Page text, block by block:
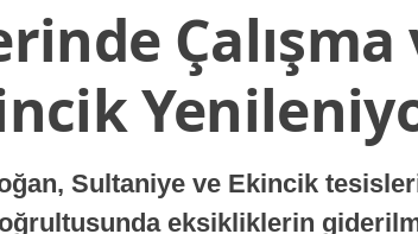
Çalışma
Sultaniye ve Ekincik
eksikliklerin